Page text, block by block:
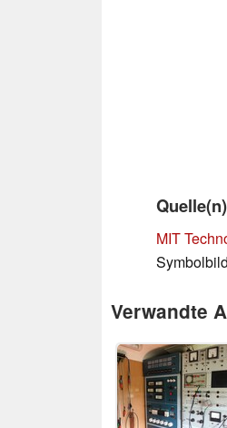
Quelle(n)
MIT
Verwandte